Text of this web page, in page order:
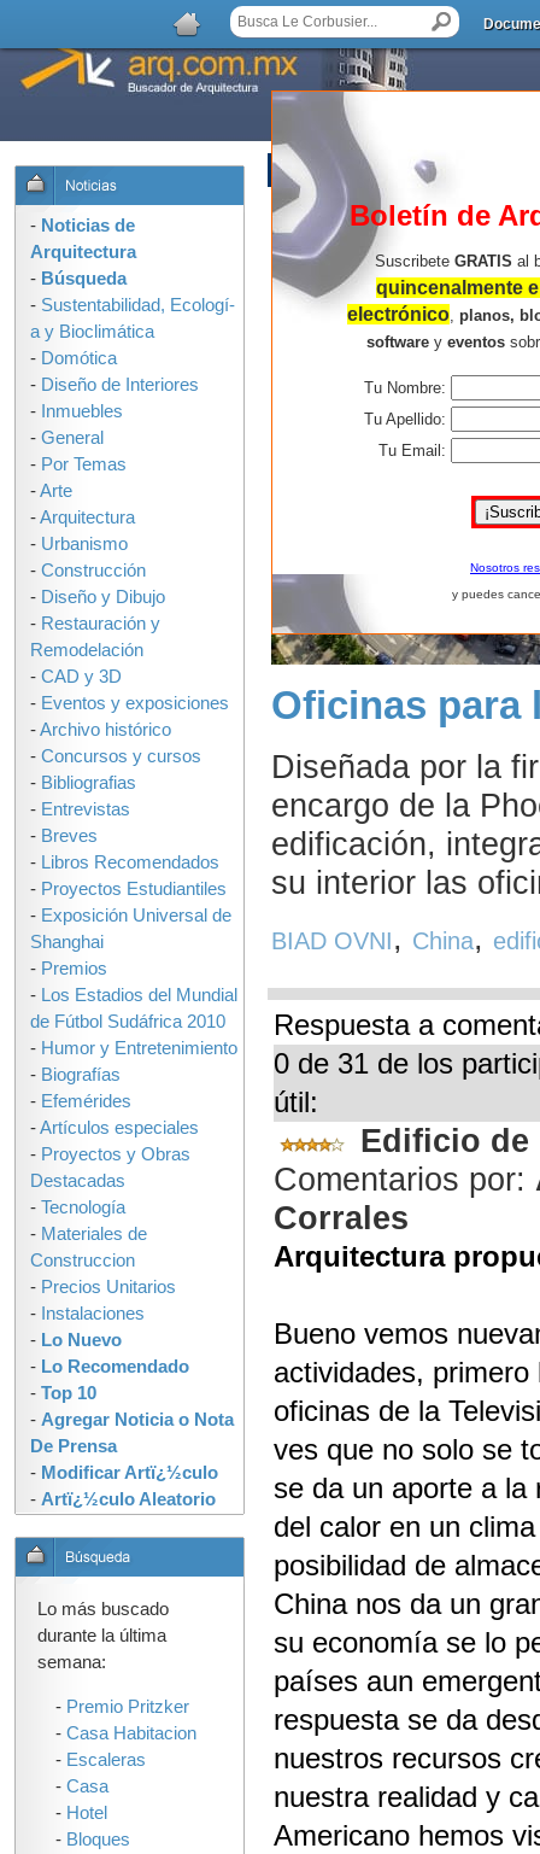
AGREGAR COMENTARIO
Oficinas para
Diseñada por la
encargo de la
edificación,
su interior las
BIAD OVNI, China,
Respuesta a
0 de 31 de los
útil:
Edificio de
Comentarios por:
Corrales
Arquitectura
Bueno vemos
actividades,
oficinas de la
ves que no solo se
se da un aporte a la
del calor en un
posibilidad de
China nos da un
su economía se lo
países aun
respuesta se da
nuestros recursos
nuestra realidad y
Americano hemos
Boletín de
Suscribete GRATIS al
quincenalmente
electrónico, planos,
softwarey eventos
Tu Nombre:
Tu Apellido:
Tu Email:
Nosotros
y puedes
- Noticias de
Arquitectura
- Búsqueda
- Sustentabilidad, Ecologí­
a y Bioclimática
- Domótica
- Diseño de Interiores
- Inmuebles
- General
- Por Temas
-Arte
-Arquitectura
- Urbanismo
- Construcción
- Diseño y Dibujo
- Restauración y
Remodelación
- CAD y 3D
- Eventos y exposiciones
-Archivo histórico
- Concursos y cursos
- Bibliografias
- Entrevistas
- Breves
- Libros Recomendados
- Proyectos Estudiantiles
- Exposición Universal de
Shanghai
- Premios
- Los Estadios del Mundial
de Fútbol Sudáfrica 2010
- Humor y Entretenimiento
- Biografías
- Efemérides
-Artículos especiales
- Proyectos y Obras
Destacadas
- Tecnología
- Materiales de
Construccion
- Precios Unitarios
- Instalaciones
- Lo Nuevo
- Lo Recomendado
- Top 10
- Agregar Noticia o Nota
De Prensa
- Modificar Artï¿½culo
- Artï¿½culo Aleatorio
Lo más buscado
durante la última
semana:
- Premio Pritzker
- Casa Habitacion
- Escaleras
- Casa
- Hotel
- Bloques